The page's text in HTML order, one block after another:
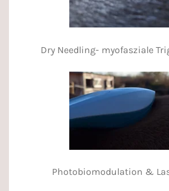
Dry Needling- myofasziale
Photobiomodulation &